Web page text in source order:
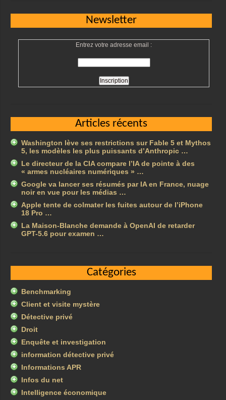
Newsletter
Entrez votre adresse email :
Articles récents
Washington lève ses restrictions sur Fable 5 et Mythos
5, les modèles les plus puissants d’Anthropic …
Le directeur de la CIA compare l’IA de pointe à des
« armes nucléaires numériques » …
Google va lancer ses résumés par IA en France, nuage
noir en vue pour les médias …
Apple tente de colmater les fuites autour de l’iPhone
18 Pro …
La Maison-Blanche demande à OpenAI de retarder
GPT-5.6 pour examen …
Catégories
Benchmarking
Client et visite mystère
Détective privé
Droit
Enquête et investigation
information détective privé
Informations APR
Infos du net
Intelligence économique